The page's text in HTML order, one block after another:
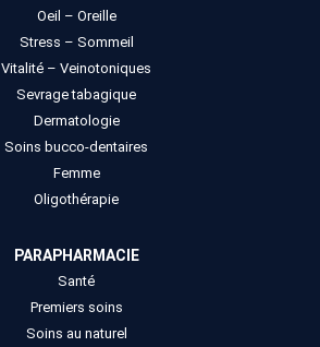
Oeil – Oreille
Stress – Sommeil
Vitalité – Veinotoniques
Sevrage tabagique
Dermatologie
Soins bucco-dentaires
Femme
Oligothérapie
PARAPHARMACIE
Santé
Premiers soins
Soins au naturel